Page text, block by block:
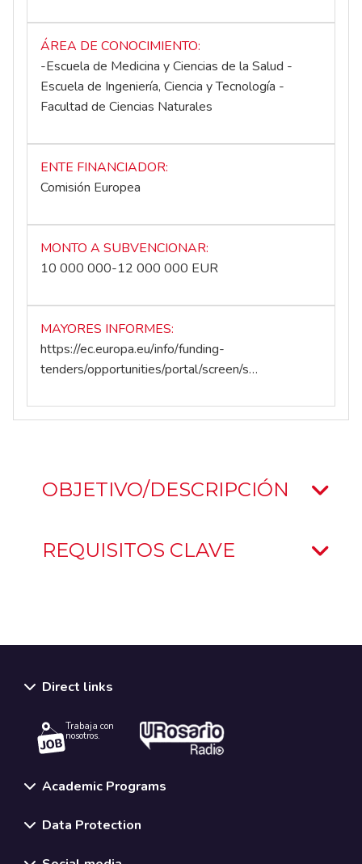
ÁREA DE CONOCIMIENTO
-Escuela de Medicina y Ciencias de la Salud -
Escuela de Ingeniería, Ciencia y Tecnología -
Facultad de Ciencias Naturales
ENTE FINANCIADOR
Comisión Europea
MONTO A SUBVENCIONAR
10 000 000-12 000 000 EUR
MAYORES INFORMES
https://ec.europa.eu/info/funding-
tenders/opportunities/portal/screen/s…
OBJETIVO/DESCRIPCIÓN
REQUISITOS CLAVE
Direct links
Trabaja con
nosotros.
Academic Programs
Data Protection